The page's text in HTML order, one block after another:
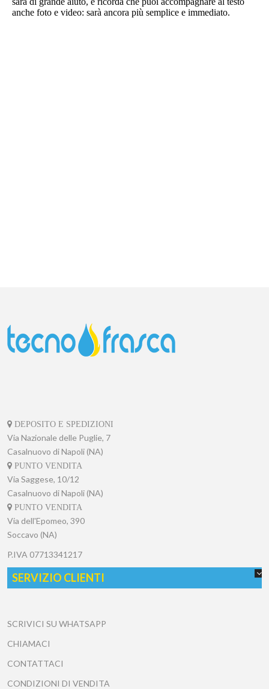
DEPOSITO E SPEDIZIONI
Via Nazionale delle Puglie, 7
Casalnuovo di Napoli (NA)
PUNTO VENDITA
Via Saggese, 10/12
Casalnuovo di Napoli (NA)
PUNTO VENDITA
Via dell'Epomeo, 390
Soccavo (NA)
P.IVA 07713341217
SERVIZIO CLIENTI
SCRIVICI SU WHATSAPP
CHIAMACI
CONTATTACI
CONDIZIONI DI VENDITA